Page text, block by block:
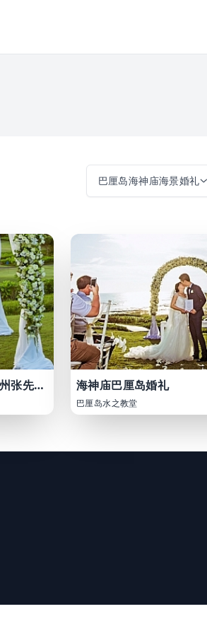
巴厘岛海神庙海景婚礼
巴厘岛泛太平洋酒店婚礼照片(广州张先生和冯女士) 海神庙巴厘岛婚礼
巴厘岛水之教堂